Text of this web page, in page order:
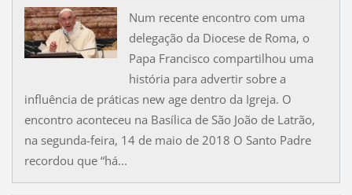
Num recente encontro com uma
delegação da Diocese de Roma, o
Papa Francisco compartilhou uma
história para advertir sobre a
influência de práticas new age dentro da Igreja. O
encontro aconteceu na Basílica de São João de Latrão,
na segunda-feira, 14 de maio de 2018 O Santo Padre
recordou que “há...